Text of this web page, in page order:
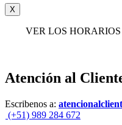
X
VER LOS
Atención al
Escribenos a:
(+51) 989 284 672